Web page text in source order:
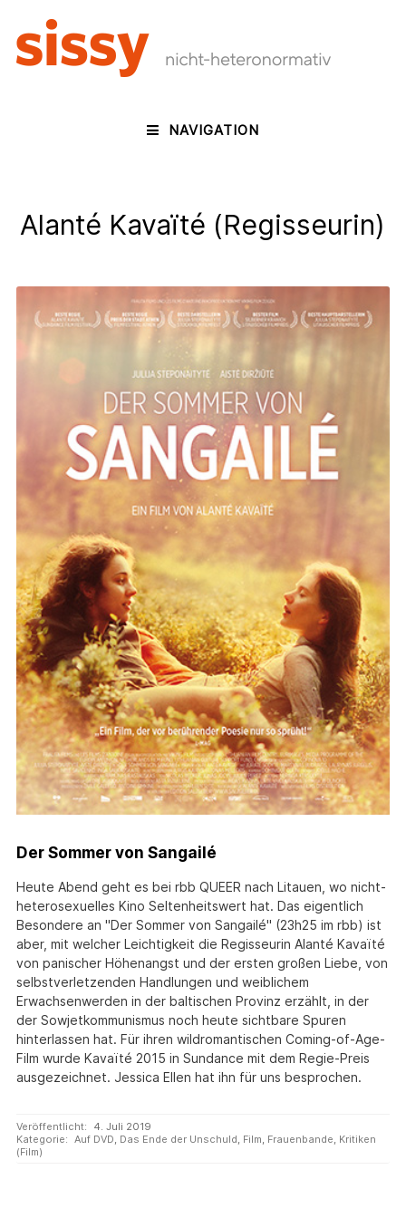
NAVIGATION
Alanté Kavaïté (Regisseurin)
Der Sommer von Sangailé
Heute Abend geht es bei rbb QUEER nach Litauen, wo nicht-
heterosexuelles Kino Seltenheitswert hat. Das eigentlich
Besondere an "Der Sommer von Sangailé" (23h25 im rbb) ist
aber, mit welcher Leichtigkeit die Regisseurin Alanté Kavaïté
von panischer Höhenangst und der ersten großen Liebe, von
selbstverletzenden Handlungen und weiblichem
Erwachsenwerden in der baltischen Provinz erzählt, in der
der Sowjetkommunismus noch heute sichtbare Spuren
hinterlassen hat. Für ihren wildromantischen Coming-of-Age-
Film wurde Kavaïté 2015 in Sundance mit dem Regie-Preis
ausgezeichnet. Jessica Ellen hat ihn für uns besprochen.
Veröffentlicht:
4. Juli 2019
Kategorie: Auf DVD, Das Ende der Unschuld, Film, Frauenbande, Kritiken
(Film)